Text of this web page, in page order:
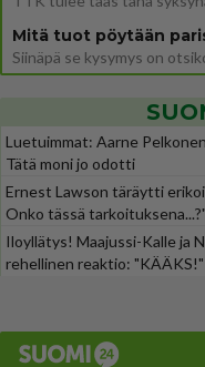
Mitä tuot pöytään
Luetuimmat: Aarne
Tätä moni jo odotti
Ernest Lawson täräytti
Onko tässä tarkoituksena...?"
Iloyllätys! Maajussi-Kalle ja
rehellinen reaktio: "KÄÄKS!"